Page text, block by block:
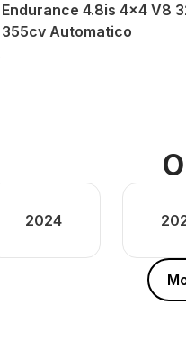
Endurance 4.8is 4x4 V8
355cv Automatico
2024